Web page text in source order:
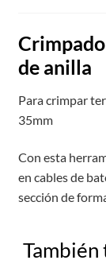
de anilla
Para crimpar
35mm
Con esta
en cables de
sección de